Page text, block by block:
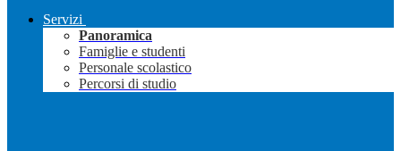
Servizi
Panoramica
Famiglie e studenti
Personale scolastico
Percorsi di studio